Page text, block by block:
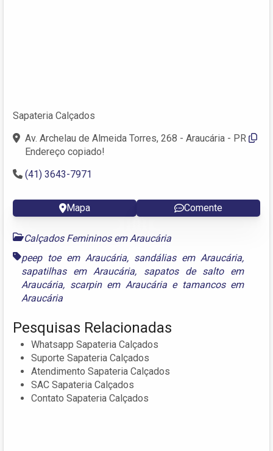
Sapateria Calçados
Av. Archelau de Almeida Torres, 268 - Araucária - PR
Endereço copiado!
(41) 3643-7971
Mapa Comente
Calçados Femininos em Araucária
peep toe em Araucária, sandálias em Araucária,
sapatilhas em Araucária, sapatos de salto em
Araucária, scarpin em Araucáriae tamancos em
Araucária
Pesquisas Relacionadas
Whatsapp Sapateria Calçados
Suporte Sapateria Calçados
Atendimento Sapateria Calçados
SAC Sapateria Calçados
Contato Sapateria Calçados